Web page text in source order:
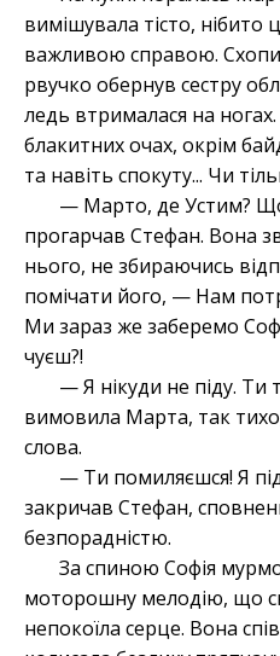
вимішувала тісто, нібито
важливою справою.
рвучко обернув сестру
ледь втрималася на
блакитних очах, окрім
та навіть спокуту... Чи
— Марто, де Устим?
прогарчав Стефан. Вона
нього, не збираючись
помічати його, — Нам
Ми зараз же заберемо
чуєш?!
— Я нікуди не піду.
вимовила Марта, так
слова.
— Ти помиляєшся! Я
закричав Стефан,
безпорадністю.
За спиною Софія
моторошну мелодію, що
непокоїла серце. Вона